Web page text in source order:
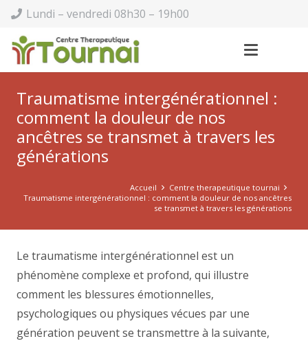
Lundi – vendredi 08h30 – 19h00
Traumatisme intergénérationnel :
comment la douleur de nos
ancêtres se transmet à travers les
générations
Accueil
Centre therapeutique tournai
Traumatisme intergénérationnel : comment la douleur de nos ancêtres
se transmet à travers les générations
Le traumatisme intergénérationnel est un
phénomène complexe et profond, qui illustre
comment les blessures émotionnelles,
psychologiques ou physiques vécues par une
génération peuvent se transmettre à la suivante,